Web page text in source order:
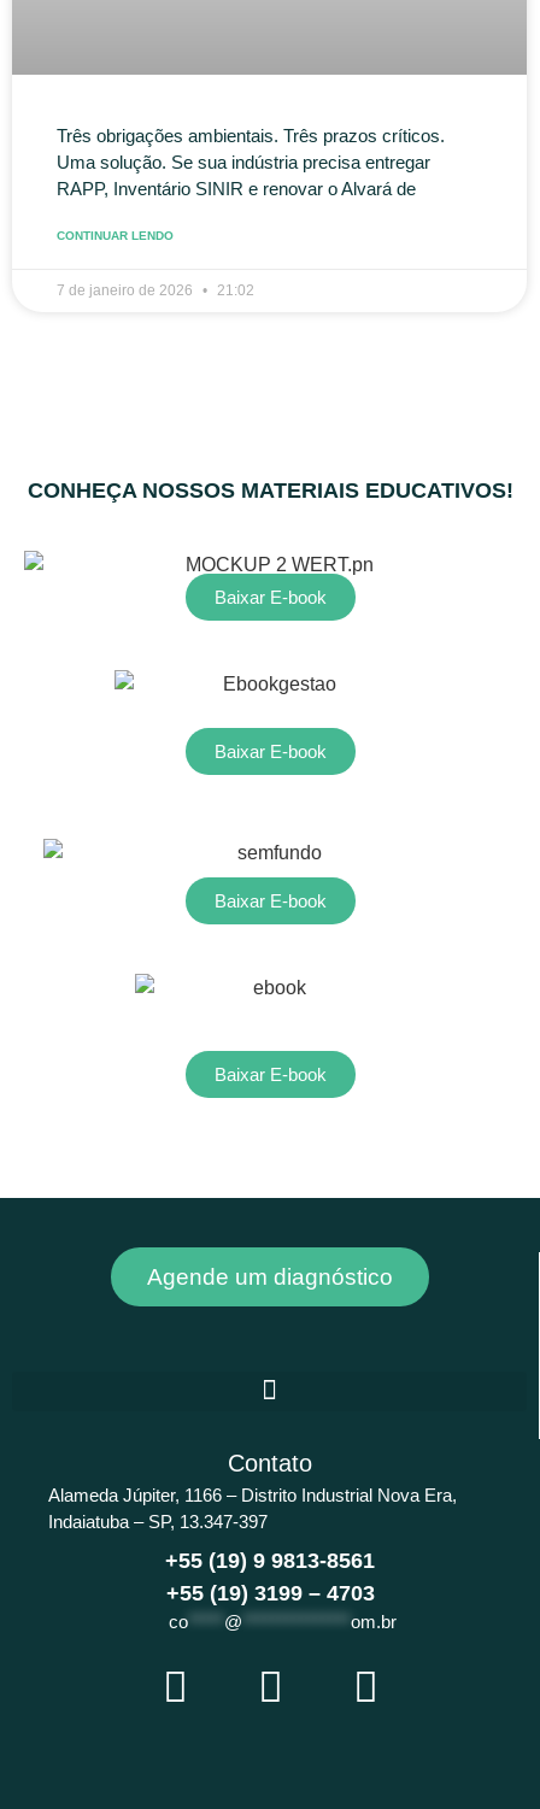
Três obrigações ambientais. Três prazos críticos.
Uma solução. Se sua indústria precisa entregar
RAPP, Inventário SINIR e renovar o Alvará de
CONTINUAR LENDO
7 de janeiro de 2026 21:02
CONHEÇA NOSSOS MATERIAIS EDUCATIVOS!
Baixar E-book
Baixar E-book
Baixar E-book
Baixar E-book
Agende um diagnóstico
Contato
Alameda Júpiter, 1166 – Distrito Industrial Nova Era,
Indaiatuba – SP, 13.347-397
+55 (19) 9 9813-8561
+55 (19) 3199 – 4703
co @ ***************om.br